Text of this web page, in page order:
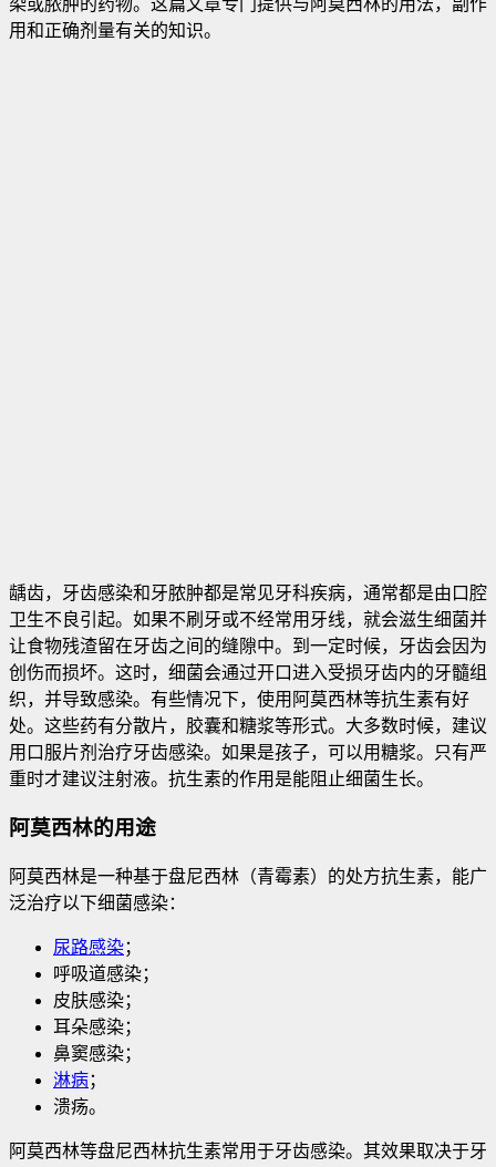
用和正确剂量有关的知识。
龋齿，牙齿感染和牙脓肿都是常见牙科疾病，通常都是由口腔
卫生不良引起。如果不刷牙或不经常用牙线，就会滋生细菌并
让食物残渣留在牙齿之间的缝隙中。到一定时候，牙齿会因为
创伤而损坏。这时，细菌会通过开口进入受损牙齿内的牙髓组
织，并导致感染。有些情况下，使用阿莫西林等抗生素有好
处。这些药有分散片，胶囊和糖浆等形式。大多数时候，建议
用口服片剂治疗牙齿感染。如果是孩子，可以用糖浆。只有严
重时才建议注射液。抗生素的作用是能阻止细菌生长。
阿莫西林的用途
阿莫西林是一种基于盘尼西林（青霉素）的处方抗生素，能广
泛治疗以下细菌感染：
尿路感染；
呼吸道感染；
皮肤感染；
耳朵感染；
鼻窦感染；
淋病；
溃疡。
阿莫西林等盘尼西林抗生素常用于牙齿感染。其效果取决于牙